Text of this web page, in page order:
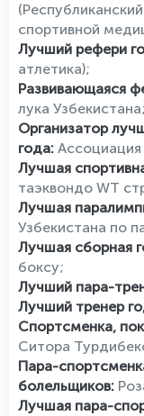
спортивной
Лучший рефери
атлетика);
Развивающаяся
лука Узбекистана;
Организатор
года:
Лучшая
таэквондо WT
Лучшая
Узбекистана по
Лучшая сборная
боксу;
Лучший пара-
Лучший тренер
Спортсменка,
Ситора
Пара-
болельщиков:
Лучшая пара-